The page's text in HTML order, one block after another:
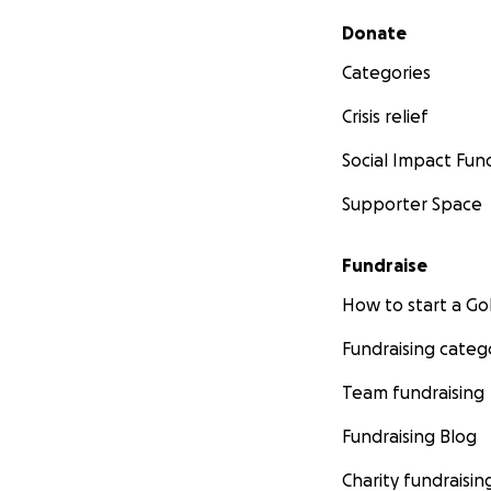
Secondary menu
Donate
Categories
Crisis relief
Social Impact
Supporter Space
Fundraise
How to start a
Fundraising
Team fundraising
Fundraising Blog
Charity